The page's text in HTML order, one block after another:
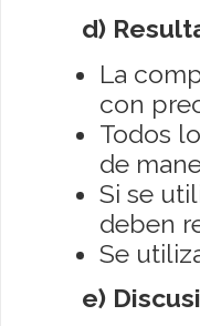
d)
La
con
Todos
de
Si se
deben
Se
e)